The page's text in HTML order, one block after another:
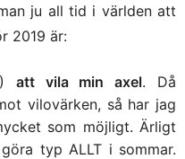
ju all tid i världen att
2019 är:
att vila min axel. Då
vilovärken, så har jag
som möjligt. Ärligt
typ ALLT i sommar.